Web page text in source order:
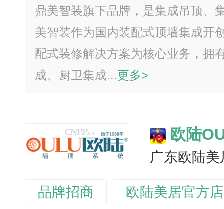
鼎美智装旗下品牌，是集成吊顶、
美智装作为国内装配式顶墙集成开
配式装修解决方案为核心业务，拥
成、厨卫集成...更多>
欧陆
广东欧陆
品牌招商 欧陆美居官方店